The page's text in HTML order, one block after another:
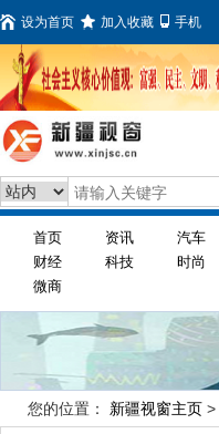
设为首页 加入收藏 手机
首页 资讯 汽车
财经
科技 时尚
微商
您的位置： 新疆视窗主页 >